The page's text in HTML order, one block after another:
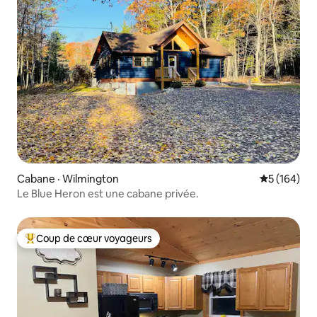
Cabane · Wilmington Note
5 (164)
Le Blue Heron est une cabane privée.
Coup de cœur voyageurs parmi les plus aimés
Coup de cœur voyageurs